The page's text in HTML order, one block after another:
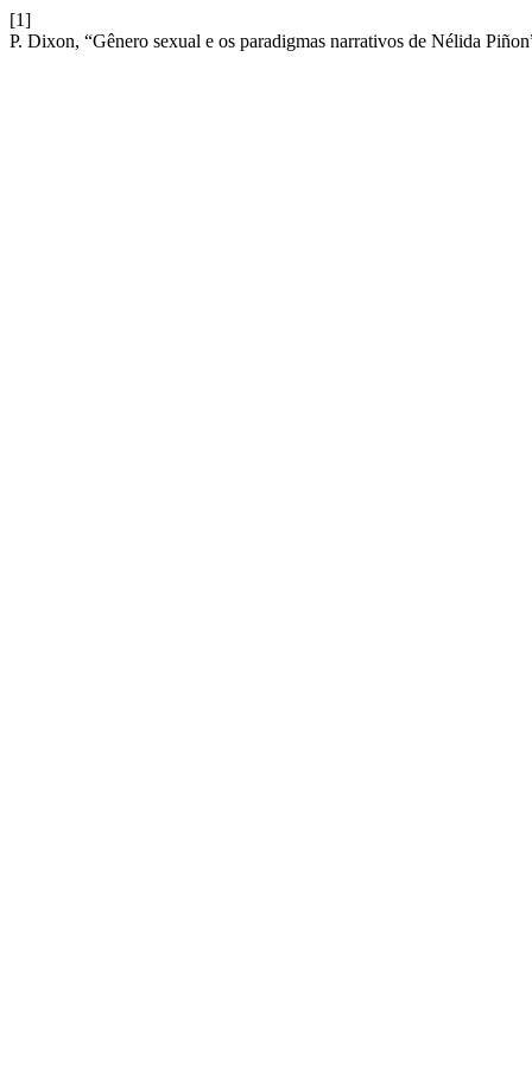
[1]
P. Dixon, “Gênero sexual e os paradigmas narrativos de Nélida